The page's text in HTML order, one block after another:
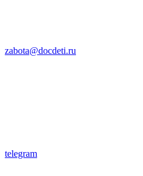
zabota@docdeti.ru
telegram